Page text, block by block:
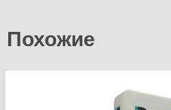
Похожие